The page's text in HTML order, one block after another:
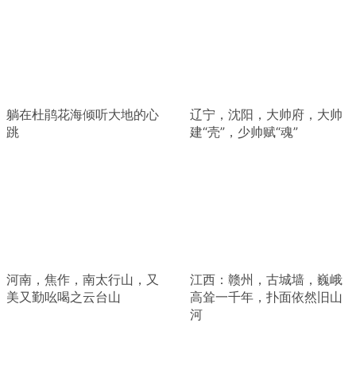
躺在杜鹃花海倾听大地的心
跳
辽宁，沈阳，大帅府，大帅
建“壳”，少帅赋“魂”
河南，焦作，南太行山，又
美又勤吆喝之云台山
江西：赣州，古城墙，巍峨
高耸一千年，扑面依然旧山
河